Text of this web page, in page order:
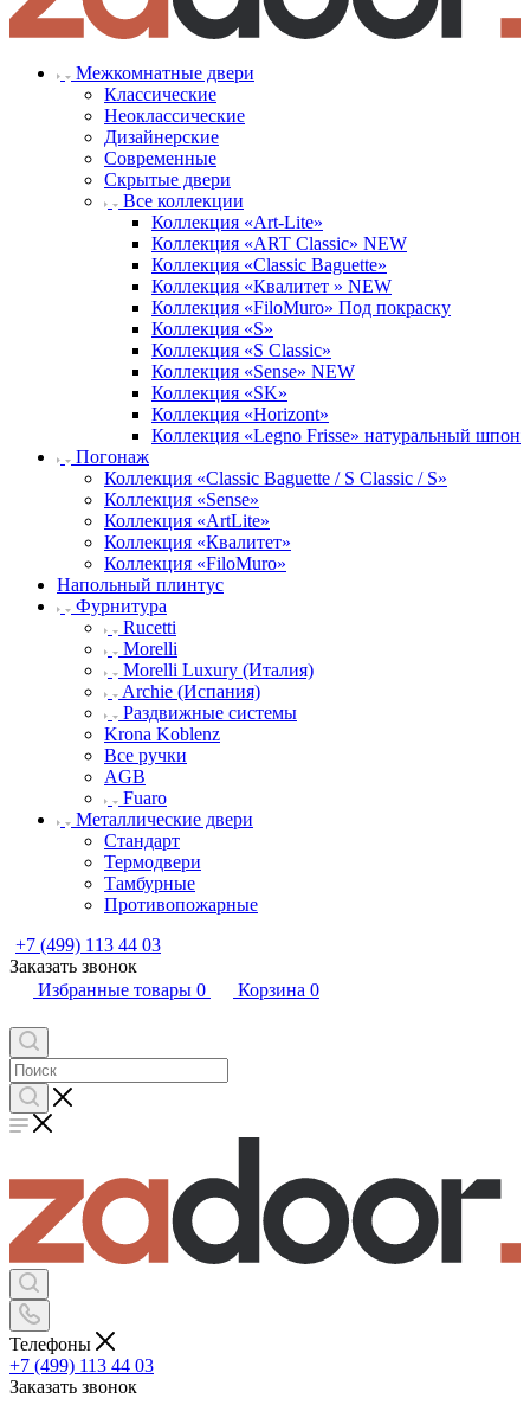
Межкомнатные двери
Классические
Неоклассические
Дизайнерские
Современные
Скрытые двери
Все коллекции
Коллекция «Art-Lite»
Коллекция «ART Classic» NEW
Коллекция «Classic Baguette»
Коллекция «Квалитет » NEW
Коллекция «FiloMuro» Под покраску
Коллекция «S»
Коллекция «S Classic»
Коллекция «Sense» NEW
Коллекция «SK»
Коллекция «Horizont»
Коллекция «Legno Frisse» натуральный шпон
Погонаж
Коллекция «Classic Baguette / S Classic / S»
Коллекция «Sense»
Коллекция «ArtLite»
Коллекция «Квалитет»
Коллекция «FiloMuro»
Напольный плинтус
Фурнитура
Rucetti
Morelli
Morelli Luxury (Италия)
Archie (Испания)
Раздвижные системы
Krona Koblenz
Все ручки
AGB
Fuaro
Металлические двери
Стандарт
Термодвери
Тамбурные
Противопожарные
+7 (499) 113 44 03
Заказать звонок
Избранные товары 0 Корзина 0
Телефоны
+7 (499) 113 44 03
Заказать звонок